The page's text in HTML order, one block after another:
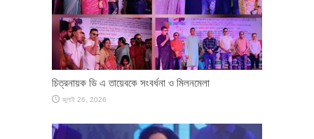
চিত্রনায়ক ডি এ তায়েবকে সংবর্ধনা ও মিলনমেলা
জুলাই 26, 2026